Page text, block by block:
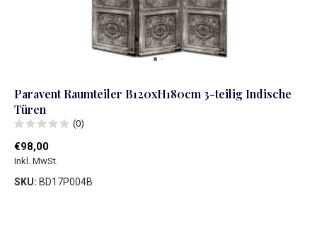
Paravent Raumteiler B120xH180cm 3-teilig Indische
Türen
(0)
€98,00
Inkl. MwSt.
SKU: BD17P004B